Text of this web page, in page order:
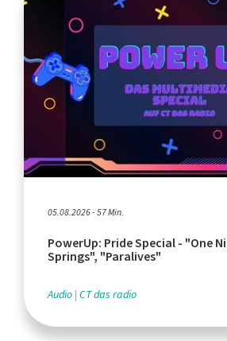
05.08.2026 - 57 Min.
PowerUp: Pride Special - "One
Springs", "Paralives"
Audio CT das radio